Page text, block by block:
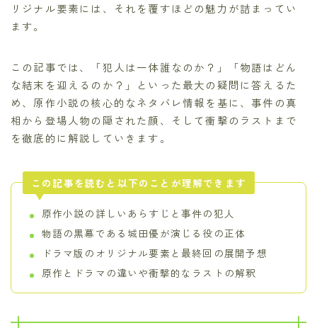
リジナル要素には、それを覆すほどの魅力が詰まってい
ます。
この記事では、「犯人は一体誰なのか？」「物語はどん
な結末を迎えるのか？」といった最大の疑問に答えるた
め、原作小説の核心的なネタバレ情報を基に、事件の真
相から登場人物の隠された顔、そして衝撃のラストまで
を徹底的に解説していきます。
この記事を読むと以下のことが理解できます
原作小説の詳しいあらすじと事件の犯人
物語の黒幕である城田優が演じる役の正体
ドラマ版のオリジナル要素と最終回の展開予想
原作とドラマの違いや衝撃的なラストの解釈